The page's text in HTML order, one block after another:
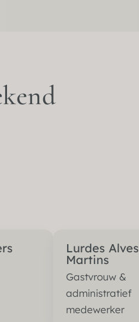
Lurdes Alves
Martins
Gastvrouw &
administratief
medewerker